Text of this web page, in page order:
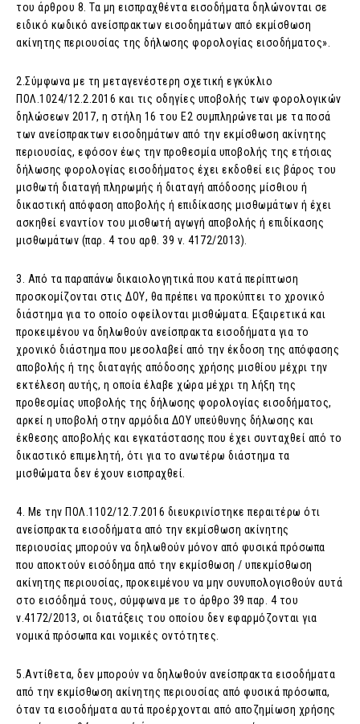
του άρθρου 8. Τα μη εισπραχθέντα εισοδήματα δηλώνονται σε
ειδικό κωδικό ανείσπρακτων εισοδημάτων από εκμίσθωση
ακίνητης περιουσίας της δήλωσης φορολογίας εισοδήματος».
2.Σύμφωνα με τη μεταγενέστερη σχετική εγκύκλιο
ΠΟΛ.1024/12.2.2016 και τις οδηγίες υποβολής των φορολογικών
δηλώσεων 2017, η στήλη 16 του Ε2 συμπληρώνεται με τα ποσά
των ανείσπρακτων εισοδημάτων από την εκμίσθωση ακίνητης
περιουσίας, εφόσον έως την προθεσμία υποβολής της ετήσιας
δήλωσης φορολογίας εισοδήματος έχει εκδοθεί εις βάρος του
μισθωτή διαταγή πληρωμής ή διαταγή απόδοσης μίσθιου ή
δικαστική απόφαση αποβολής ή επιδίκασης μισθωμάτων ή έχει
ασκηθεί εναντίον του μισθωτή αγωγή αποβολής ή επιδίκασης
μισθωμάτων (παρ. 4 του αρθ. 39 ν. 4172/2013).
3. Από τα παραπάνω δικαιολογητικά που κατά περίπτωση
προσκομίζονται στις ΔΟΥ, θα πρέπει να προκύπτει το χρονικό
διάστημα για το οποίο οφείλονται μισθώματα. Εξαιρετικά και
προκειμένου να δηλωθούν ανείσπρακτα εισοδήματα για το
χρονικό διάστημα που μεσολαβεί από την έκδοση της απόφασης
αποβολής ή της διαταγής απόδοσης χρήσης μισθίου μέχρι την
εκτέλεση αυτής, η οποία έλαβε χώρα μέχρι τη λήξη της
προθεσμίας υποβολής της δήλωσης φορολογίας εισοδήματος,
αρκεί η υποβολή στην αρμόδια ΔΟΥ υπεύθυνης δήλωσης και
έκθεσης αποβολής και εγκατάστασης που έχει συνταχθεί από το
δικαστικό επιμελητή, ότι για το ανωτέρω διάστημα τα
μισθώματα δεν έχουν εισπραχθεί.
4. Με την ΠΟΛ.1102/12.7.2016 διευκρινίστηκε περαιτέρω ότι
ανείσπρακτα εισοδήματα από την εκμίσθωση ακίνητης
περιουσίας μπορούν να δηλωθούν μόνον από φυσικά πρόσωπα
που αποκτούν εισόδημα από την εκμίσθωση / υπεκμίσθωση
ακίνητης περιουσίας, προκειμένου να μην συνυπολογισθούν αυτά
στο εισόδημά τους, σύμφωνα με το άρθρο 39 παρ. 4 του
ν.4172/2013, οι διατάξεις του οποίου δεν εφαρμόζονται για
νομικά πρόσωπα και νομικές οντότητες.
5.Αντίθετα, δεν μπορούν να δηλωθούν ανείσπρακτα εισοδήματα
από την εκμίσθωση ακίνητης περιουσίας από φυσικά πρόσωπα,
όταν τα εισοδήματα αυτά προέρχονται από αποζημίωση χρήσης